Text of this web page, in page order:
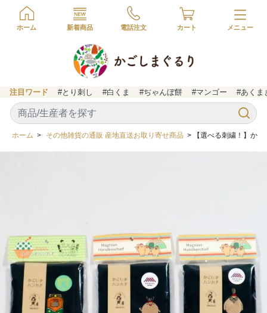
ホーム 新着商品 電話注文 カート
注目ワード #とり刺し #白くま #ぢゃんぼ餅 #マンゴー #あくま
ホーム > その他雑貨の通販 産地直送お取り寄せ商品 > 【選べる刺繍！】か